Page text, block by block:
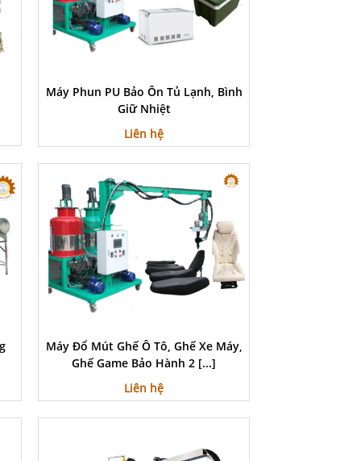
Máy Phun PU Bảo Ôn Tủ Lạnh, Bình
Giữ Nhiệt
Liên hệ
Máy Đổ Mút Ghế Ô Tô, Ghế Xe Máy,
Ghế Game Bảo Hành 2 [...]
Liên hệ